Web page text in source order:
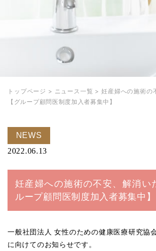
トップページ > ニュース一覧 > 妊産婦への施術の
【グループ顧問医制度加入者募集中】
NEWS
2022.06.13
妊産婦への施術の不安、解消い
ループ顧問医制度加入者募集中】
一般社団法人 女性のための健康医療研究協
に向けてのお知らせです。